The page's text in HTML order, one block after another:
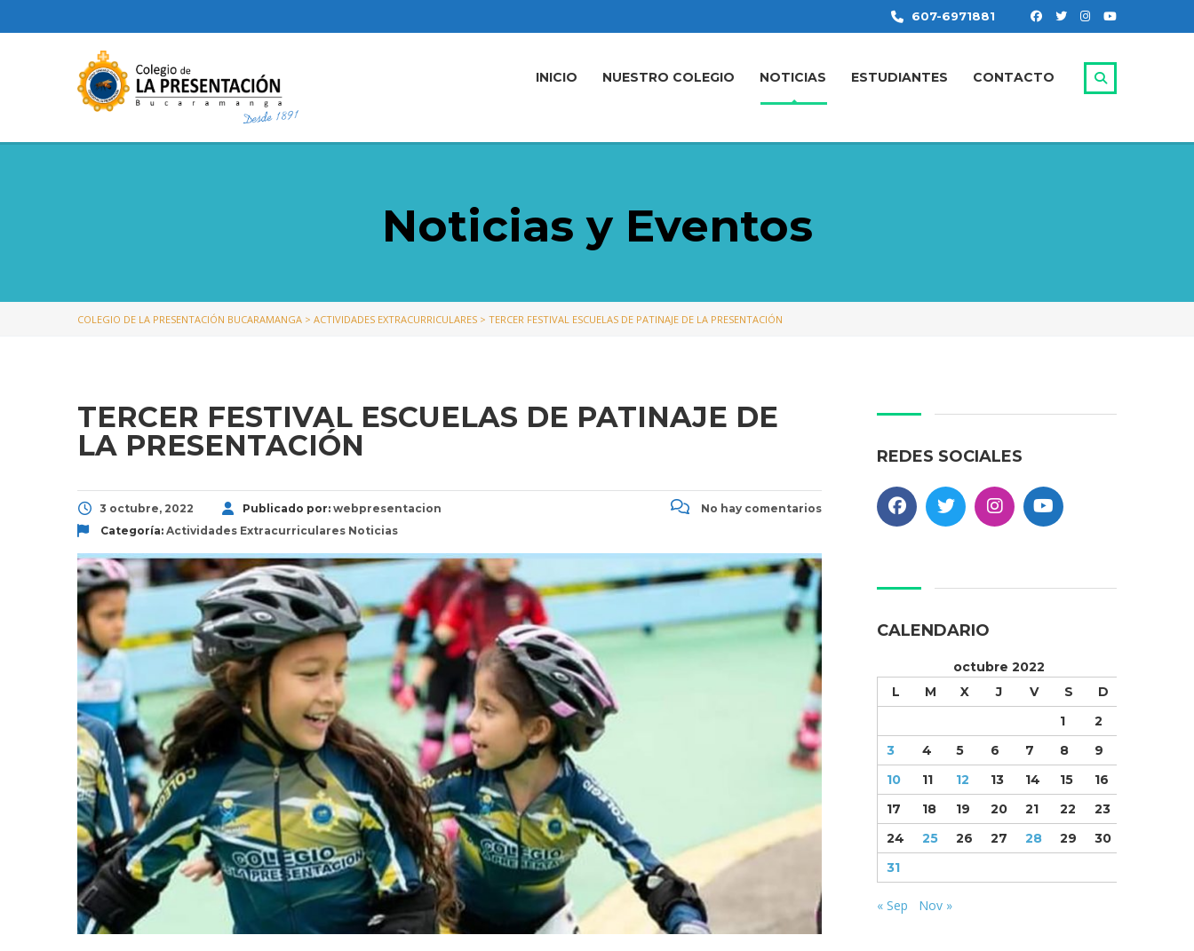
607-6971881
INICIO NUESTRO COLEGIO NOTICIAS ESTUDIANTES CONTACTO
Noticias y Eventos
COLEGIO DE LA PRESENTACIÓN BUCARAMANGA > ACTIVIDADES EXTRACURRICULARES > TERCER FESTIVAL ESCUELAS DE PATINAJE DE LA PRESENTACIÓN
TERCER FESTIVAL ESCUELAS DE PATINAJE DE
LA PRESENTACIÓN
3 octubre, 2022 Publicado por: webpresentacion
Categoría: Actividades Extracurriculares Noticias
No hay comentarios
REDES SOCIALES
CALENDARIO
octubre 2022
L
M X J V S
D
1
2
3
4 5 6 7 8
9
10
11 12 13 14 15
16
17
18 19 20 21 22
23
24
25 26 27 28 29
30
31
« Sep Nov »